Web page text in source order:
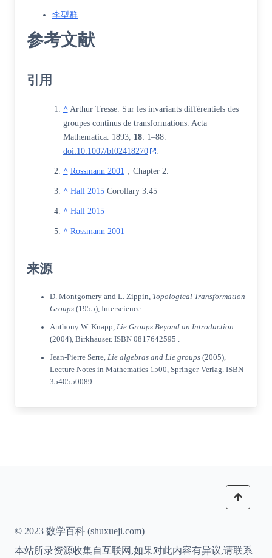
李型群
参考文献
引用
^ Arthur Tresse. Sur les invariants différentiels des
groupes continus de transformations. Acta
Mathematica. 1893, 18: 1–88.
doi:10.1007/bf02418270
.
^ Rossmann 2001 ，Chapter 2.
^ Hall 2015Corollary 3.45
^ Hall 2015
^ Rossmann 2001
来源
D. Montgomery and L. Zippin, Topological Transformation
Groups(1955), Interscience.
Anthony W. Knapp, Lie Groups Beyond an Introduction
(2004), Birkhäuser. ISBN 0817642595
Jean-Pierre Serre, Lie algebras and Lie groups(2005),
Lecture Notes in Mathematics 1500, Springer-Verlag. ISBN
3540550089
© 2023 数学百科 (shuxueji.com)
本站所录资源收集自互联网,如果对此内容有异议,请联系